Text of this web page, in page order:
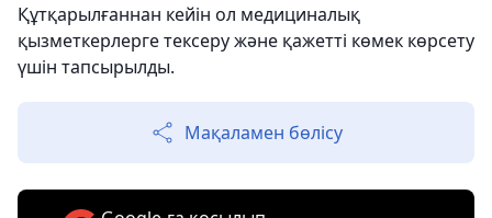
Құтқарылғаннан кейін ол медициналық
қызметкерлерге тексеру және қажетті көмек көрсету
үшін тапсырылды.
Мақаламен бөлісу